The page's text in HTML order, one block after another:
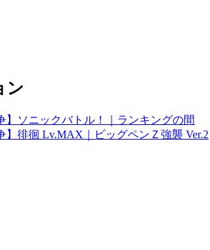
ン
】ソニックバトル！｜ランキングの間
】徘徊 Lv.MAX｜ビッグペンＺ強襲 Ver.2